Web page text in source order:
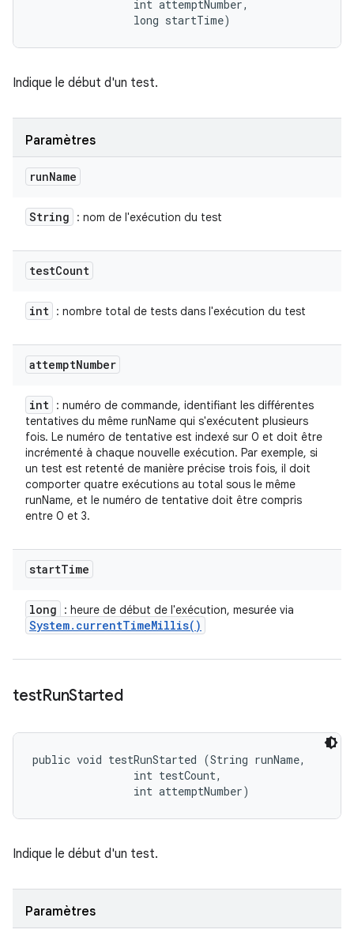
                int attemptNumber,
                long startTime)
Indique le début d'un test.
Paramètres
runName
String : nom de l'exécution du test
testCount
int : nombre total de tests dans l'exécution du test
attemptNumber
int : numéro de commande, identifiant les différentes
tentatives du même runName qui s'exécutent plusieurs
fois. Le numéro de tentative est indexé sur 0 et doit être
incrémenté à chaque nouvelle exécution. Par exemple, si
un test est retenté de manière précise trois fois, il doit
comporter quatre exécutions au total sous le même
runName, et le numéro de tentative doit être compris
entre 0 et 3.
startTime
long : heure de début de l'exécution, mesurée via
System. currentTimeMillis( )
testRunStarted
public void testRunStarted (String runName,
                int testCount,
                int attemptNumber)
Indique le début d'un test.
Paramètres